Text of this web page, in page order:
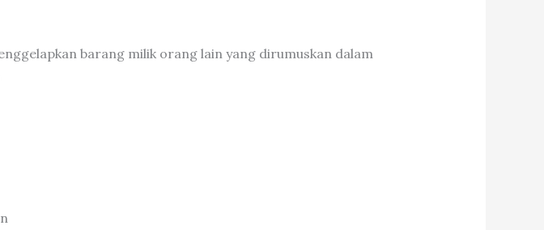
barang milik orang lain yang dirumuskan dalam